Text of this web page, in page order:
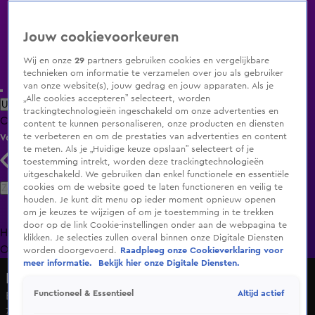
Uitzending Gemist Populaire programma's Zenders Genres
ClipsFilmsRadioSmart TV inlogShop
Volg KIJK
Zoeken
HomeUitzending Gemist Programma's De Bondgenoten
OranjezomerLivestreamsShop
Blind daten met Anna en Thijs
7 nov 2021, 19:55
Jouw cookievoorkeuren
Wij en onze29 partners gebruiken cookies en vergelijkbare
technieken om informatie te verzamelen over jou als gebruiker
van onze website(s), jouw gedrag en jouw apparaten. Als je
„Alle cookies accepteren” selecteert, worden
trackingtechnologieën ingeschakeld om onze advertenties en
content te kunnen personaliseren, onze producten en diensten
te verbeteren en om de prestaties van advertenties en content
te meten. Als je „Huidige keuze opslaan” selecteert of je
toestemming intrekt, worden deze trackingtechnologieën
uitgeschakeld. We gebruiken dan enkel functionele en essentiële
cookies om de website goed te laten functioneren en veilig te
houden. Je kunt dit menu op ieder moment opnieuw openen
om je keuzes te wijzigen of om je toestemming in te trekken
door op de link Cookie-instellingen onder aan de webpagina te
klikken. Je selecties zullen overal binnen onze Digitale Diensten
worden doorgevoerd.
Raadpleeg onze Cookieverklaring voor
meer informatie.
Bekijk hier onze Digitale Diensten.
Functioneel & Essentieel Altijd actief